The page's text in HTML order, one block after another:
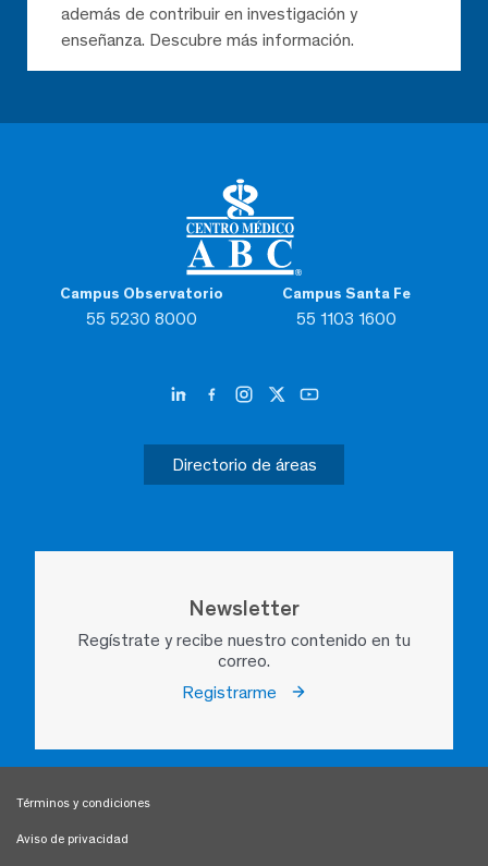
Campus Observatorio
55 5230 8000
Campus Santa Fe
55 1103 1600
Directorio de áreas
Newsletter
Regístrate y recibe nuestro contenido en tu
correo.
Registrarme
además de contribuir en investigación y
enseñanza. Descubre más información.
Términos y condiciones
Aviso de privacidad